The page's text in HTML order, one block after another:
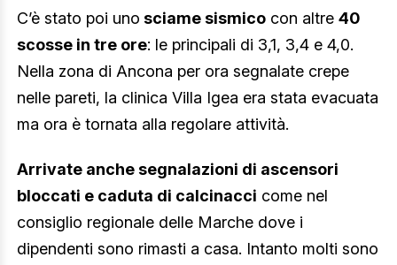
C’è stato poi uno sciame sismico con altre 40
scosse in tre ore: le principali di 3,1, 3,4 e 4,0.
Nella zona di Ancona per ora segnalate crepe
nelle pareti, la clinica Villa Igea era stata evacuata
ma ora è tornata alla regolare attività.
Arrivate anche segnalazioni di ascensori
bloccati e caduta di calcinacci come nel
consiglio regionale delle Marche dove i
dipendenti sono rimasti a casa. Intanto molti sono